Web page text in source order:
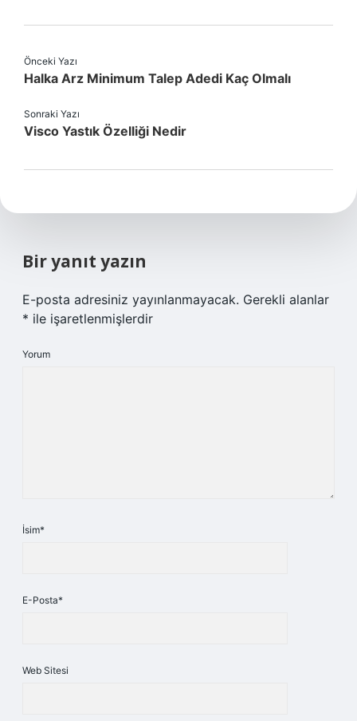
Önceki Yazı
Halka Arz Minimum Talep Adedi Kaç Olmalı
Sonraki Yazı
Visco Yastık Özelliği Nedir
Bir yanıt yazın
E-posta adresiniz yayınlanmayacak. Gerekli alanlar
* ile işaretlenmişlerdir
Yorum
İsim*
E-Posta*
Web Sitesi